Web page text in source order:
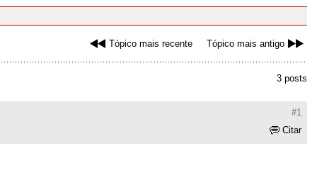
Tópico mais recente Tópico mais antigo
3 posts
#1
Citar